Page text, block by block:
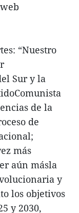
“Nuestro
Sur y la
de la
de
más
aún másla
y
los objetivos
y 2030,